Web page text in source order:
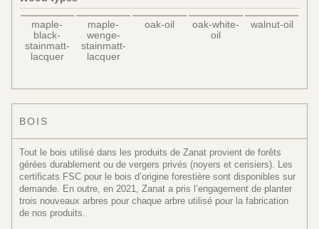
maple-
black-
stainmatt-
lacquer
maple-
wenge-
stainmatt-
lacquer
oak-oil
oak-white-
oil
walnut-oil
BOIS
Tout le bois utilisé dans les produits de Zanat provient de forêts
gérées durablement ou de vergers privés (noyers et cerisiers). Les
certificats FSC pour le bois d’origine forestière sont disponibles sur
demande. En outre, en 2021, Zanat a pris l’engagement de planter
trois nouveaux arbres pour chaque arbre utilisé pour la fabrication
de nos produits.